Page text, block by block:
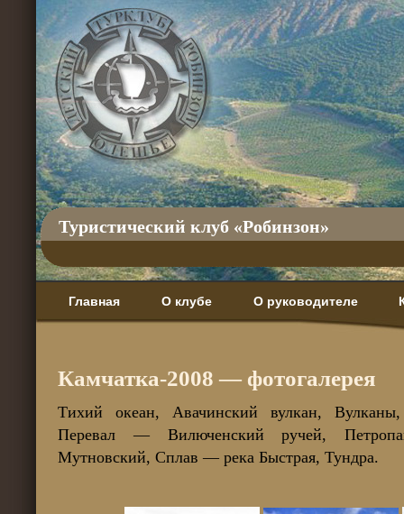
Туристический клуб «Робинзон»
Главная О клубе О руководителе
Камчатка-2008 — фотогалерея
Тихий океан, Авачинский вулкан,
Перевал — Вилюченский ручей,
Мутновский, Сплав — река Быстрая, Тундра.